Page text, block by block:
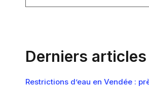
Derniers articles
Restrictions d’eau en Vendée :